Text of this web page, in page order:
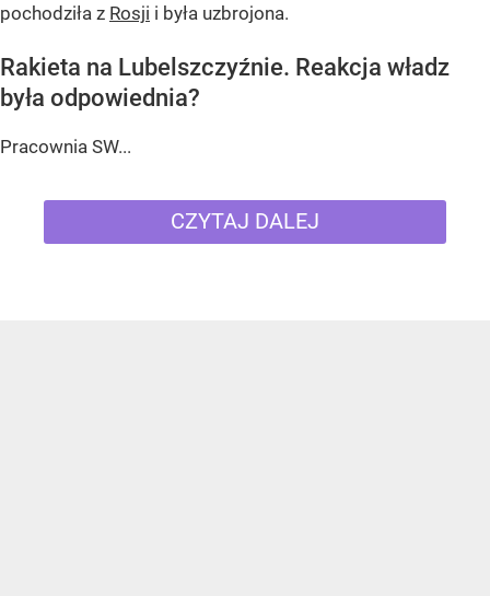
pochodziła z Rosji i była uzbrojona.
Rakieta na Lubelszczyźnie. Reakcja władz
była odpowiednia?
Pracownia SW...
CZYTAJ DALEJ